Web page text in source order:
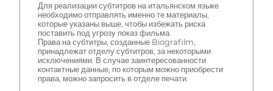
Для реализации субтитров на итальянском языке
необходимо отправлять именно те материалы,
которые указаны выше, чтобы избежать риска
поставить под угрозу показ фильма.
Права на субтитры, созданные Biografilm,
принадлежат отделу субтитров, за некоторыми
исключениями. В случае заинтересованности
контактные данные, по которым можно приобрести
права, можно запросить в отделе печати.